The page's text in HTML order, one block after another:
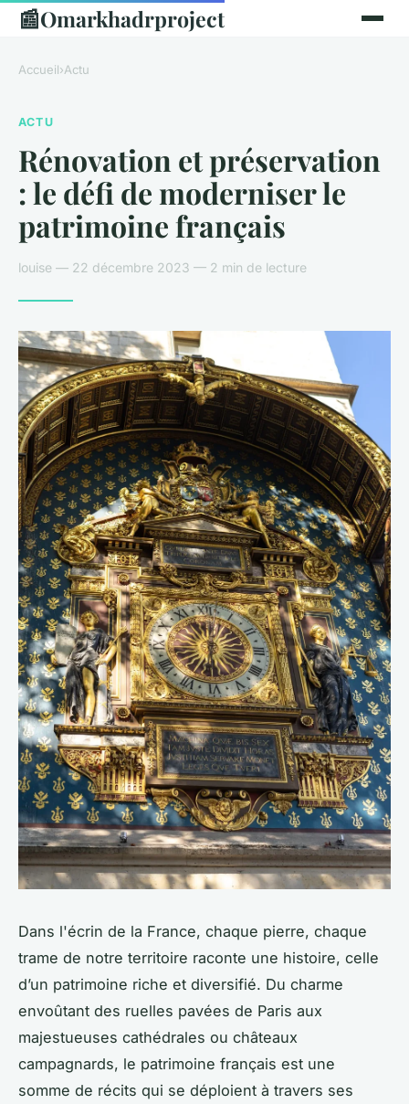
📰Omarkhadrproject
Accueil›Actu
ACTU
Rénovation et préservation
: le défi de moderniser le
patrimoine français
louise — 22 décembre 2023 — 2 min de lecture
Dans l'écrin de la France, chaque pierre, chaque
trame de notre territoire raconte une histoire, celle
d’un patrimoine riche et diversifié. Du charme
envoûtant des ruelles pavées de Paris aux
majestueuses cathédrales ou châteaux
campagnards, le patrimoine français est une
somme de récits qui se déploient à travers ses